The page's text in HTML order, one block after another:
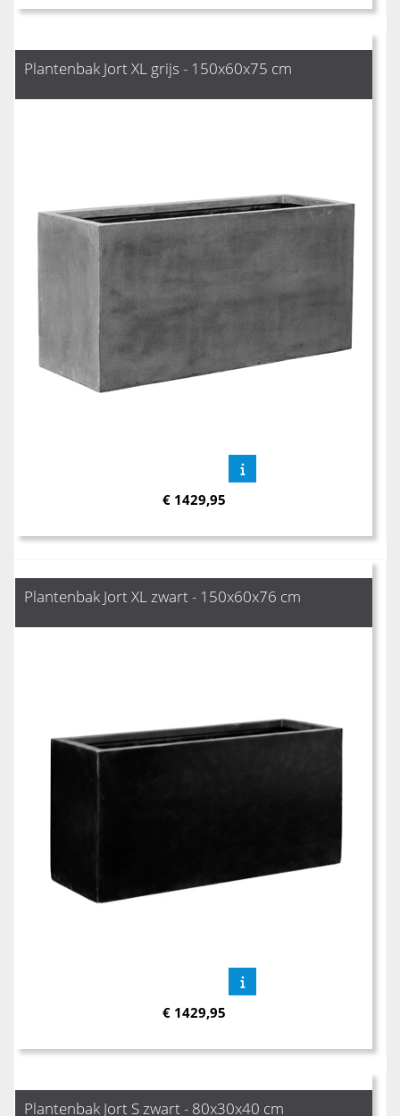
Plantenbak Jort XL grijs - 150x60x75 cm
€ 1429,95
Plantenbak Jort XL zwart - 150x60x76 cm
€ 1429,95
Plantenbak Jort S zwart - 80x30x40 cm